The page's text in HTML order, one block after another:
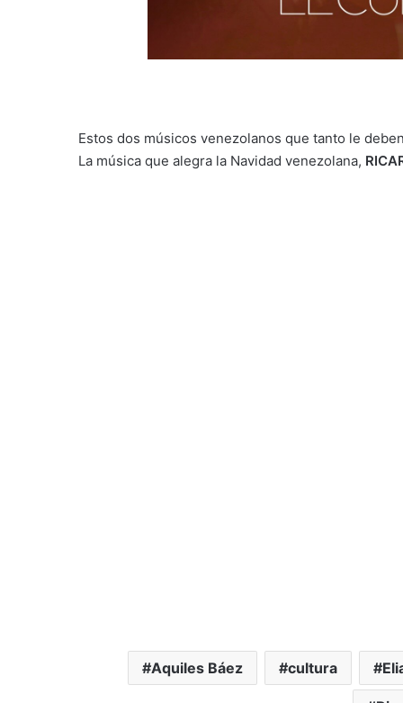
Estos dos músicos venezolanos que tanto le
La música que alegra la Navidad venezolana,
Aquiles Báez cultura